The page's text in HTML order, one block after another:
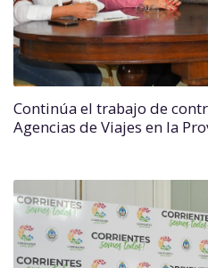
Continúa el trabajo de
Agencias de Viajes en la